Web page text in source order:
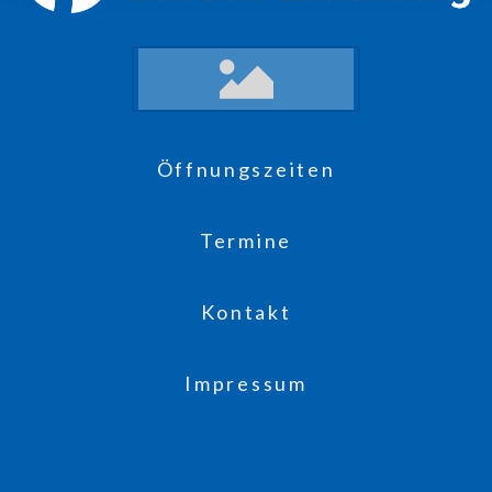
Öffnungszeiten
Termine
Kontakt
Impressum